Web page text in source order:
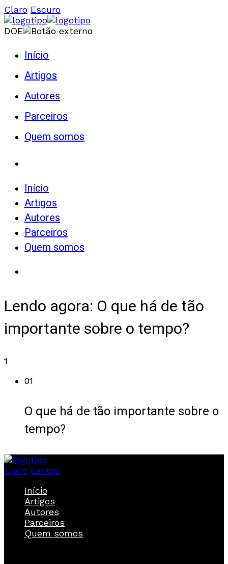
Claro Escuro
DOE
Início
Artigos
Autores
Parceiros
Quem somos
Início
Artigos
Autores
Parceiros
Quem somos
Lendo agora: O que há de tão
importante sobre o tempo?
1
01
O que há de tão importante sobre o
tempo?
Claro Escuro
Início
Artigos
Autores
Parceiros
Quem somos